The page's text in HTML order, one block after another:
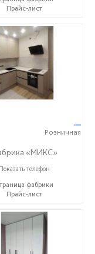
Прайс-лист
—
Розничная
«МИКС»
(937) 423-36-37
Показать телефон
фабрики
Прайс-лист